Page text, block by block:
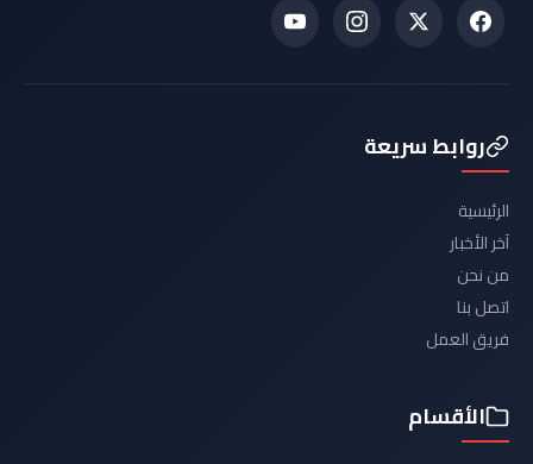
روابط سريعة
الرئيسية
آخر الأخبار
من نحن
اتصل بنا
فريق العمل
الأقسام